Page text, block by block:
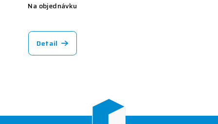
Na objednávku
Detail